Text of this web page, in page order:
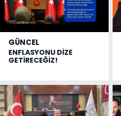
GÜNCEL
ENFLASYONU DİZE
GETİRECEĞİZ!